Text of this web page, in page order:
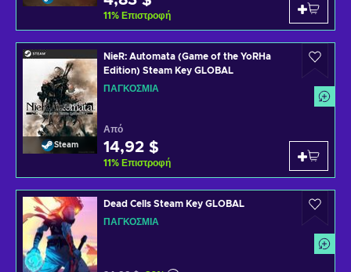
11% Επιστροφή
Steam
NieR: Automata (Game of the YoRHa
Edition) Steam Key GLOBAL
ΠΑΓΚΌΣΜΙΑ
Από
14,92 $
11% Επιστροφή
Dead Cells Steam Key GLOBAL
ΠΑΓΚΌΣΜΙΑ